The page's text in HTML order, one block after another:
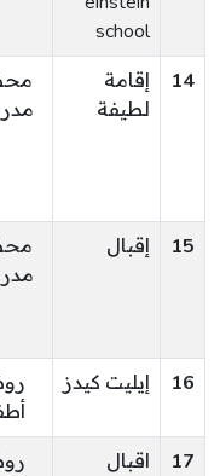
school
14
إقامة
لطيفة
15 إقبال
16 إيليت كيدز
17
اقبال